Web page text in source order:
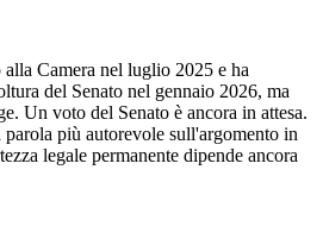
Camera nel luglio 2025 e ha
del Senato nel gennaio 2026, ma
Un voto del Senato è ancora in attesa.
più autorevole sull'argomento in
legale permanente dipende ancora